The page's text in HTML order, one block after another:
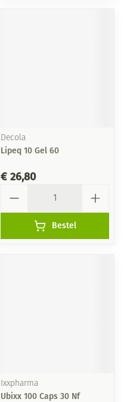
Decola
Lipeq 10 Gel 60
€ 26,80
Bestel
Ixxpharma
Ubixx 100 Caps 30 Nf